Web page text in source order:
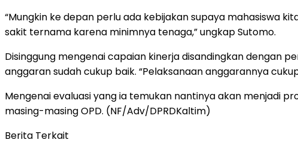
“Mungkin ke depan perlu ada kebijakan supaya mahasiswa
sakit ternama karena minimnya tenaga,” ungkap Sutomo.
Disinggung mengenai capaian kinerja disandingkan dengan
anggaran sudah cukup baik. “Pelaksanaan anggarannya
Mengenai evaluasi yang ia temukan nantinya akan menjadi
masing-masing OPD. (NF/Adv/DPRDKaltim)
Berita Terkait